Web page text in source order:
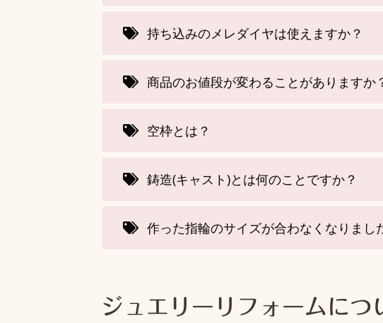
持ち込みのメレダイヤは使えますか？
商品のお値段が変わることがありますか
空枠とは？
鋳造(キャスト)とは何のことですか？
作った指輪のサイズが合わなくなりまし
ジュエリーリフォームにつ